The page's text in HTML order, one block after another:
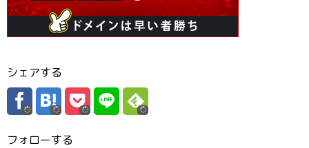
シェアする
フォローする